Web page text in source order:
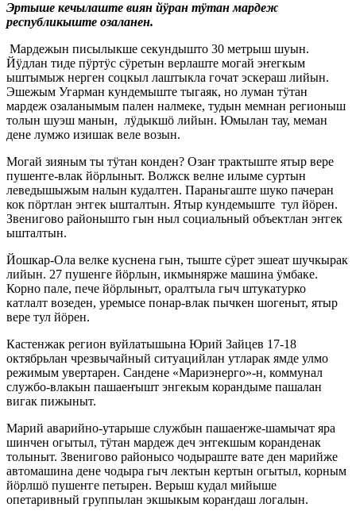
Эртыше кечылаште виян йӱран тӱтан мардеж
республикыште озаланен.
Мардежын писылыкше секундышто 30 метрыш шуын.
Йӱдлан тиде пӱртӱс сӱретын верлаште могай эҥегкым
ыштымыж нерген соцкыл лаштыкла гочат эскераш лийын.
Эшежым Угарман кундемыште тыгаяк, но луман тӱтан
мардеж озаланымым пален налмеке, тудын мемнан регионыш
толын шуэш манын, лӱдыкшӧ лийын. Юмылан тау, меман
дене лумжо изишак веле возын.
Могай зияным ты тӱтан конден? Озаҥ трактыште ятыр вере
пушеҥге-влак йӧрлыныт. Волжск велне илыме суртын
леведышыжым налын кудалтен. Параньгаште шуко пачеран
кок пӧртлан эҥгек ышталтын. Ятыр кундемыште тул йӧрен.
Звенигово районышто гын ныл социальный объектлан эҥгек
ышталтын.
Йошкар-Ола велке куснена гын, тыште сӱрет эшеат шучкырак
лийын. 27 пушенге йӧрлын, икмынярже машина ӱмбаке.
Корно пале, пече йӧрлыныт, оралтыла гыч штукатурко
катлалт возеден, уремысе понар-влак пычкен шогеныт, ятыр
вере тул йӧрен.
Кастенжак регион вуйлатышына Юрий Зайцев 17-18
октябрьлан чрезвычайный ситуацийлан утларак ямде улмо
режимым увертарен. Сандене «Мариэнерго»-н, коммунал
службо-влакын пашаеҥышт энгекым корандыме пашалан
вигак пижыныт.
Марий аварийно-утарыше службын пашаеҥже-шамычат яра
шинчен огытыл, тӱтан мардеж деч эҥгекшым коранденак
толыныт. Звенигово районысо чодыраште вате ден марийже
автомашина дене чодыра гыч лектын кертын огытыл, корным
йӧрлшӧ пушеҥге петырен. Верыш кудал мийыше
опетаривный группылан экшыкым кораҥдаш логалын.